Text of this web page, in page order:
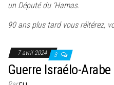
un Député du ‘Hamas.
90 ans plus tard vous réitérez,
7 avril 2024 3
Guerre Israélo-